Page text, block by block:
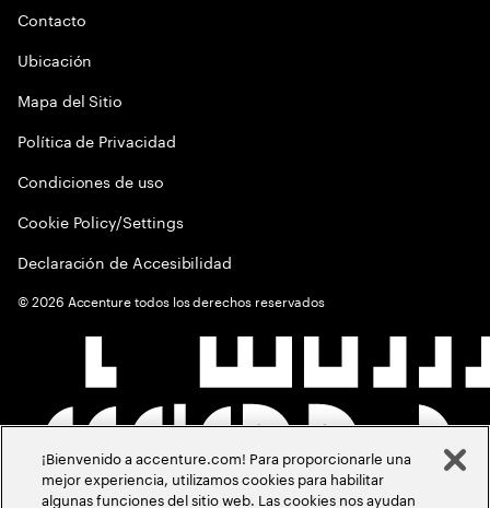
Contacto
Ubicación
Mapa del Sitio
Política de Privacidad
Condiciones de uso
Cookie Policy/Settings
Declaración de Accesibilidad
©2026 Accenture todos los derechos reservados
¡Bienvenido a accenture.com! Para proporcionarle una
mejor experiencia, utilizamos cookies para habilitar
algunas funciones del sitio web. Las cookies nos ayudan